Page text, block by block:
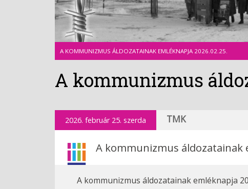
A KOMMUNIZMUS ÁLDOZATAINAK EMLÉKNAPJA 2026.02.25.
A kommunizmus
2026. február 25. szerda TMK
A kommunizmus áldozatainak
A kommunizmus áldozatainak emléknapja